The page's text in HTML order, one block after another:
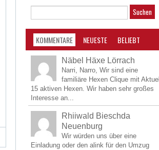
KOMMENTARE NEUESTE BELIEBT
Näbel Häxe Lörrach
Narri, Narro, Wir sind eine
familiäre Hexen Clique mit Aktuell
15 aktiven Hexen. Wir haben sehr großes
Interesse an...
Rhiiwald Bieschda
Neuenburg
Wir würden uns über eine
Einladung oder den alink für den Umzug